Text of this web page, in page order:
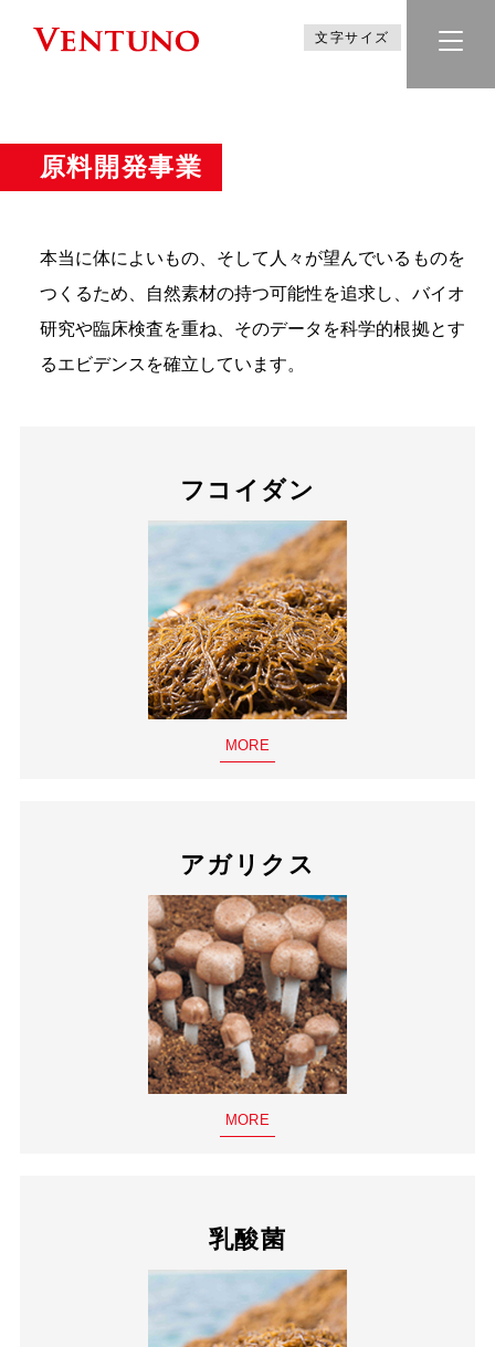
文字サイズ
原料開発事業
本当に体によいもの、そして人々が望んでいるものを
つくるため、自然素材の持つ可能性を追求し、バイオ
研究や臨床検査を重ね、そのデータを科学的根拠とす
るエビデンスを確立しています。
フコイダン
MORE
アガリクス
MORE
乳酸菌